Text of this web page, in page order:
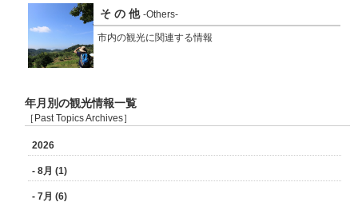
そ の 他 -Others-
市内の観光に関連する情報
年月別の観光情報一覧
［Past Topics Archives］
2026
- 8月 (1)
- 7月 (6)